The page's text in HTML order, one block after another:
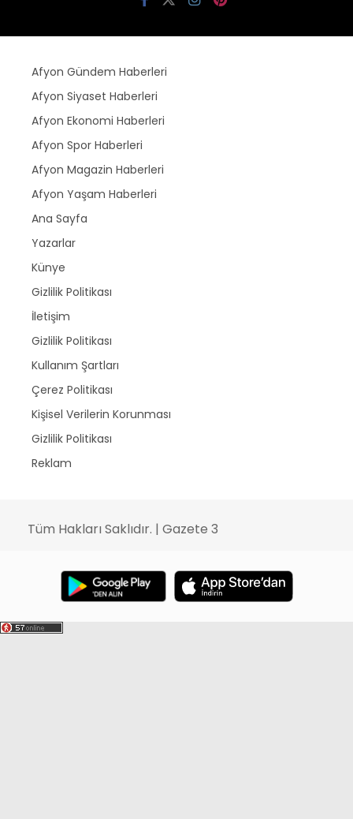
Afyon Gündem Haberleri
Afyon Siyaset Haberleri
Afyon Ekonomi Haberleri
Afyon Spor Haberleri
Afyon Magazin Haberleri
Afyon Yaşam Haberleri
Ana Sayfa
Yazarlar
Künye
Gizlilik Politikası
İletişim
Gizlilik Politikası
Kullanım Şartları
Çerez Politikası
Kişisel Verilerin Korunması
Gizlilik Politikası
Reklam
Tüm Hakları Saklıdır. | Gazete 3